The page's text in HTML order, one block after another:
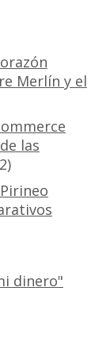
Merlín y el
las
dinero"